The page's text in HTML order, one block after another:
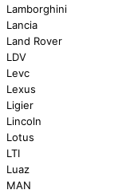
Lamborghini
Lancia
Land Rover
LDV
Levc
Lexus
Ligier
Lincoln
Lotus
LTI
Luaz
MAN